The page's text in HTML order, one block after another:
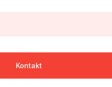
Kontakt